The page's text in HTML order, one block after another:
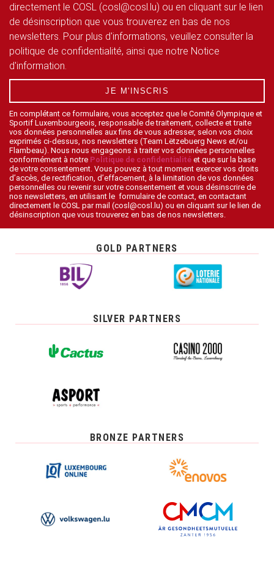
directement le COSL (cosl@cosl.lu) ou en cliquant sur le lien
de désinscription que vous trouverez en bas de nos
newsletters. Pour plus d'informations, veuillez consulter la
politique de confidentialité, ainsi que notre Notice
d'information.
JE M'INSCRIS
En complétant ce formulaire, vous acceptez que le Comité Olympique et
Sportif Luxembourgeois, responsable de traitement, collecte et traite
vos données personnelles aux fins de vous adresser, selon vos choix
exprimés ci-dessus, nos newsletters (Team Lëtzebuerg News et/ou
Flambeau). Nous nous engageons à traiter vos données personnelles
conformément à notre Politique de confidentialité et que sur la base
de votre consentement. Vous pouvez à tout moment exercer vos droits
d’accès, de rectification, d’effacement, à la limitation de vos données
personnelles ou revenir sur votre consentement et vous désinscrire de
nos newsletters, en utilisant le formulaire de contact, en contactant
directement le COSL par mail (cosl@cosl.lu) ou en cliquant sur le lien de
désinscription que vous trouverez en bas de nos newsletters.
GOLD PARTNERS
SILVER PARTNERS
BRONZE PARTNERS